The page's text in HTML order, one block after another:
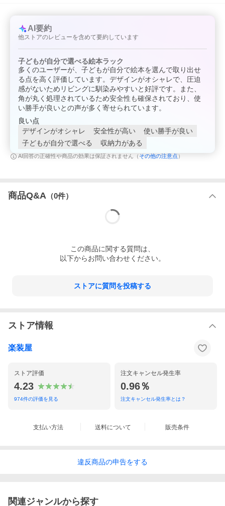
AI要約
他ストアのレビューを含めて要約しています
子どもが自分で選べる絵本ラック
多くのユーザーが、子どもが自分で絵本を選んで取り出せ
る点を高く評価しています。デザインがオシャレで、圧迫
感がないためリビングに馴染みやすいと好評です。また、
角が丸く処理されているため安全性も確保されており、使
い勝手が良いとの声が多く寄せられています。
良い点
デザインがオシャレ
安全性が高い
使い勝手が良い
子どもが自分で選べる
収納力がある
AI回答の正確性や商品の効果は保証されません（ その他の注意点 ）
商品Q&A （0件）
この商品に関する質問は、
以下からお問い合わせください。
ストアに質問を投稿する
ストア情報
楽装屋
ストア評価
4.23
974件の評価を見る
注文キャンセル発生率
0.96％
注文キャンセル発生率とは？
支払い方法 送料について 販売条件
違反商品の申告をする
関連ジャンルから探す